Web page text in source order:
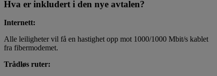
Hva er inkludert i den nye avtalen?
Internett:
Alle leiligheter vil få en hastighet opp mot 1000/1000 Mbit/s kablet
fra fibermodemet.
Trådløs ruter: